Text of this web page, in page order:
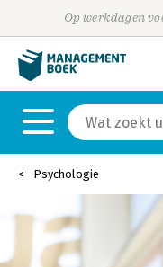
Op werkdagen
Psychologie